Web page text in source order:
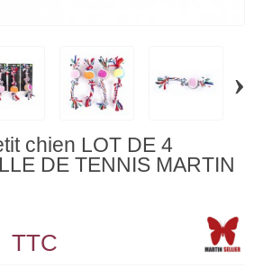
›
chien LOT DE 4
DE TENNIS MARTIN
TTC